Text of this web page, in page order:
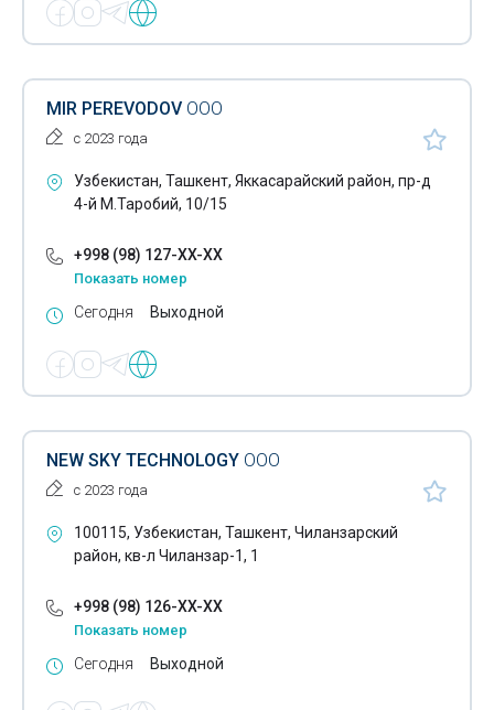
MIR PEREVODOV ООО
с 2023 года
Узбекистан, Ташкент, Яккасарайский район, пр-д
4-й М.Таробий, 10/15
+998 (98) 127-XX-XX
Показать номер
Сегодня Выходной
NEW SKY TECHNOLOGY ООО
с 2023 года
100115, Узбекистан, Ташкент, Чиланзарский
район, кв-л Чиланзар-1, 1
+998 (98) 126-XX-XX
Показать номер
Сегодня Выходной